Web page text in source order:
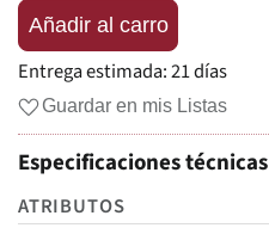
Añadir al carro
Entrega estimada:21 días
Guardar en mis Listas
Especificaciones técnicas
ATRIBUTOS